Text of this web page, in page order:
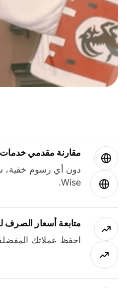
مقارنة مقدمي خدمات
دون أي رسوم خفية،
Wise.
متابعة أسعار
احفظ عملاتك